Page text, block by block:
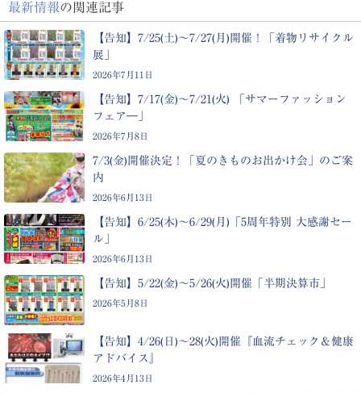
最新情報の関連記事
【告知】7/25(土)～7/27(月)開催！「着物リサイクル
展」
2026年7月11日
【告知】7/17(金)～7/21(火) 「サマーファッション
フェア―」
2026年7月8日
7/3(金)開催決定！「夏のきものお出かけ会」のご案
内
2026年6月13日
【告知】6/25(木)〜6/29(月)「5周年特別 大感謝セー
ル」
2026年6月13日
【告知】5/22(金)〜5/26(火)開催「半期決算市」
2026年5月8日
【告知】4/26(日)〜28(火)開催『血流チェック＆健康
アドバイス』
2026年4月13日